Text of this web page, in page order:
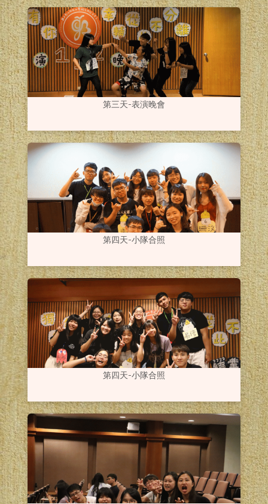
第三天-表演晚會
第四天-小隊合照
第四天-小隊合照